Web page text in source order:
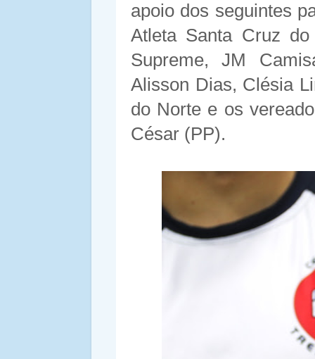
apoio dos seguintes
Atleta Santa Cruz do
Supreme, JM
Alisson Dias, Clésia
do Norte e os
César (PP).